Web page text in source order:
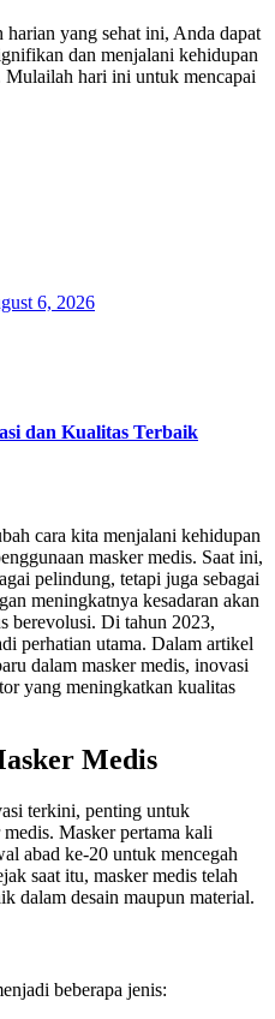
yang sehat ini, Anda dapat
dan menjalani kehidupan
hari ini untuk mencapai
6, 2026
dan Kualitas Terbaik
masker medis. Saat ini,
pelindung, tetapi juga sebagai
meningkatnya kesadaran akan
berevolusi. Di tahun 2023,
perhatian utama. Dalam artikel
dalam masker medis, inovasi
yang meningkatkan kualitas
Medis
terkini, penting untuk
Masker pertama kali
abad ke-20 untuk mencegah
saat itu, masker medis telah
dalam desain maupun material.
beberapa jenis: